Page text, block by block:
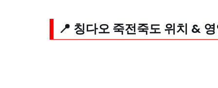
📍 칭다오죽전죽도 위치 &